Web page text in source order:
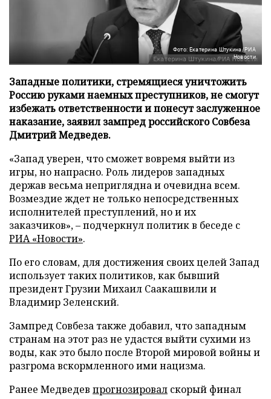
Фото: Екатерина Штукина/РИА
Новости
Западные политики, стремящиеся уничтожить
Россию руками наемных преступников, не смогут
избежать ответственности и понесут заслуженное
наказание, заявил зампред российского Совбеза
Дмитрий Медведев.
«Запад уверен, что сможет вовремя выйти из
игры, но напрасно. Роль лидеров западных
держав весьма неприглядна и очевидна всем.
Возмездие ждет не только непосредственных
исполнителей преступлений, но и их
заказчиков», – подчеркнул политик в беседе с
РИА «Новости».
По его словам, для достижения своих целей Запад
использует таких политиков, как бывший
президент Грузии Михаил Саакашвили и
Владимир Зеленский.
Зампред Совбеза также добавил, что западным
странам на этот раз не удастся выйти сухими из
воды, как это было после Второй мировой войны и
разгрома вскормленного ими нацизма.
Ранее Медведев прогнозировал скорый финал